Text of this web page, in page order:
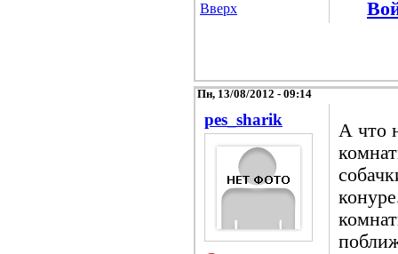
Вверх
Пн, 13/08/2012 - 09:14
pes_sharik
А что